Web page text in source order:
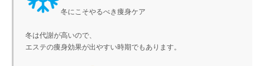
冬にこそやるべき痩身ケア
冬は代謝が高いので、
エステの痩身効果が出やすい時期でもあります。